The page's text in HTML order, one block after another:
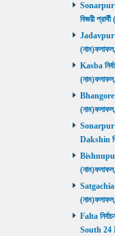
Sonarpur
বিজয়ী
Jadavpur
Kasba
Bhangore
Sonarpur
Dakshin
Bishnupur
Satgachia
Falta
South 24